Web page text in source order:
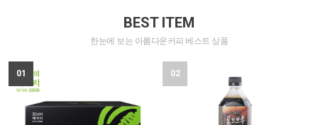
BEST ITEM
한눈에 보는 아름다운커피 베스트 상품
01 02